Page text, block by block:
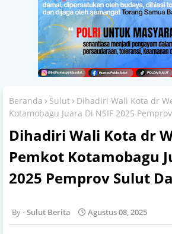
Beranda Sulut
Dihadiri Wali Kota dr
Kotamobagu Juara Di NSIF 2025
Dihadiri Wali Kota dr
Pemkot Kotamobagu
2025 Pemprov Sulut
Sulut Berita Agustus 08, 2025